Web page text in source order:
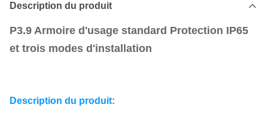
Description du produit
P3.9 Armoire d'usage standard Protection IP65
et trois modes d'installation
Description du produit: